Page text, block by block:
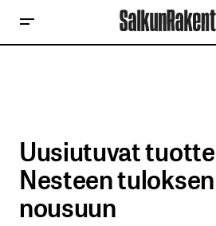
Uusiutuvat
Nesteen
nousuun